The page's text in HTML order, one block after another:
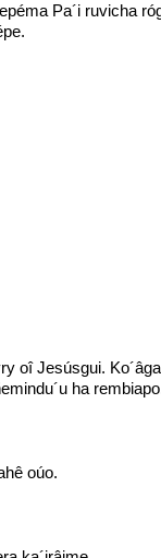
Pa´i ruvicha
oî Jesúsgui.
ha
oúo.